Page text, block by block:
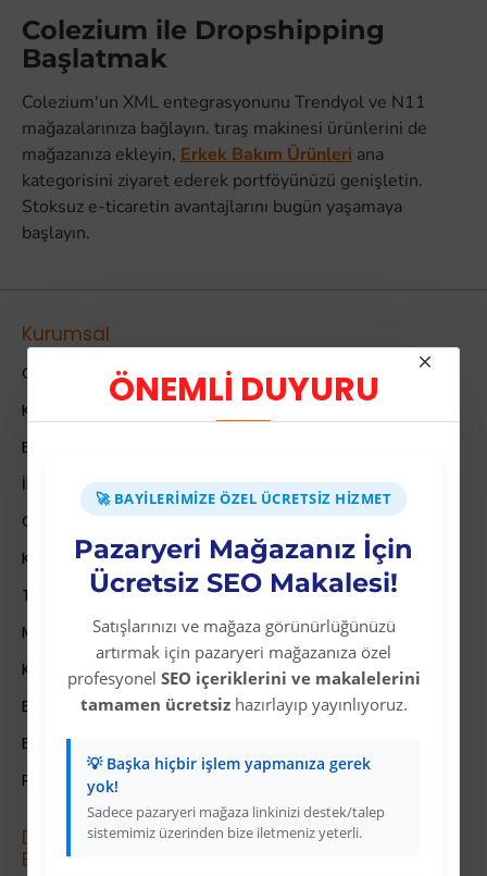
ÖNEMLİ DUYURU
🚀 BAYILERIMIZE ÖZEL ÜCRETSIZ HIZMET
Pazaryeri Mağazanız İçin
Ücretsiz SEO Makalesi!
Satışlarınızı ve mağaza görünürlüğünüzü
artırmak için pazaryeri mağazanıza özel
profesyonel SEO içeriklerini ve makalelerini
tamamen ücretsizhazırlayıp yayınlıyoruz.
💡 Başka hiçbir işlem yapmanıza gerek
yok!
Sadece pazaryeri mağaza linkinizi destek/talep
sistemimiz üzerinden bize iletmeniz yeterli.
Colezium ile Dropshipping
Başlatmak
Colezium'un XML entegrasyonunu Trendyol ve N11
mağazalarınıza bağlayın. tıraş makinesi ürünlerini de
mağazanıza ekleyin, Erkek Bakım Ürünleri ana
kategorisini ziyaret ederek portföyünüzü genişletin.
Stoksuz e-ticaretin avantajlarını bugün yaşamaya
başlayın.
Kurumsal
Colezium Hakkında
Kurumsal Bilgiler
Banka Hesab Bilgileri
İletişim
Gizlilik Politikası
Kullanıcı Sözleşmesi
Teslimat Bilgileri
Mesafeli Satış Sözleşmesi
Kariyer
Bayi İade Sistemi
Bayi Bakiye Yükleme
Para Puan Sistemi ile Kazanç
Dropshipping (Stoksuz Sat\u0131\u015f)
E\u011fitimleri